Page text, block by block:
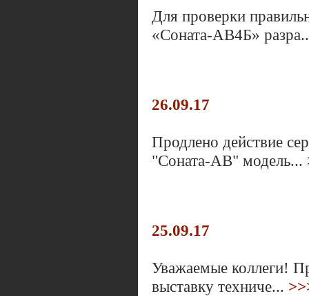
Для проверки
«Соната-АВ4Б»
26.09.17
Продлено действие
"Соната-АВ" модель...
25.09.17
Уважаемые коллеги!
выставку техниче...